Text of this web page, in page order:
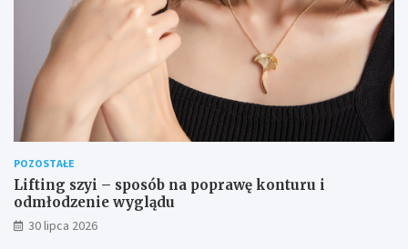
POZOSTAŁE
Lifting szyi – sposób na poprawę konturu i
odmłodzenie wyglądu
30 lipca 2026